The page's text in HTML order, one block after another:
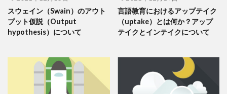
スウェイン（Swain）のアウト
プット仮説（Output
hypothesis）について
言語教育におけるアップテイク
（uptake）とは何か？アップ
テイクとインテイクについて